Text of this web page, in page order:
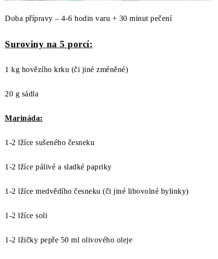
Doba přípravy – 4-6 hodin varu + 30 minut pečení
Suroviny na 5 porcí:
1 kg hovězího krku (či jiné zméněné)
20 g sádla
Marináda:
1-2 lžíce sušeného česneku
1-2 lžíce pálivé a sladké papriky
1-2 lžíce medvědího česneku (či jiné libovolné bylinky)
1-2 lžíce soli
1-2 lžičky pepře 50 ml olivového oleje